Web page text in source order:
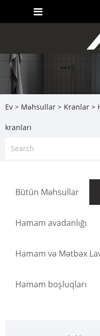
Ev > Məhsullar > Kranlar >
kranları
Bütün Məhsullar
Hamam avadanlığı
Hamam və Mətbəx
Hamam boşluqları